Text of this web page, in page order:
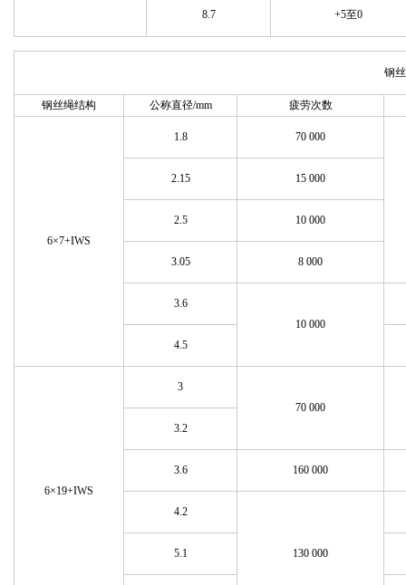
8.7 +5至0
钢
钢丝绳结构 公称直径/mm 疲劳次数
6×7+IWS
1.8 70 000
2.15 15 000
2.5 10 000
3.05 8 000
3.6
10 000
4.5
6×19+IWS
3
70 000
3.2
3.6 160 000
4.2
130 000
5.1